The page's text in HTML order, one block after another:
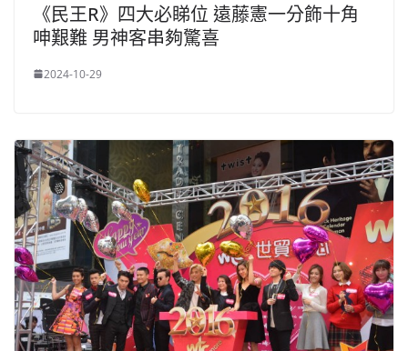
《民王R》四大必睇位 遠藤憲一分飾十角
呻艱難 男神客串夠驚喜
2024-10-29